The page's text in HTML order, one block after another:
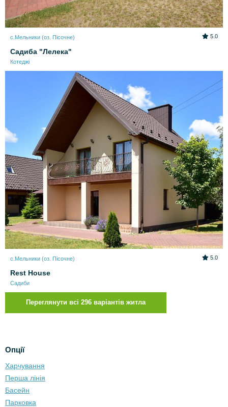
с.Мельники (оз. Пісочне) 5.0
Садиба "Лелека"
Котеджі
с.Мельники (оз. Пісочне) 5.0
Rest House
Садиби
Переглянути всі 296 варіантів житла
Опції
Харчування
Перша лінія
Басейн
Парковка